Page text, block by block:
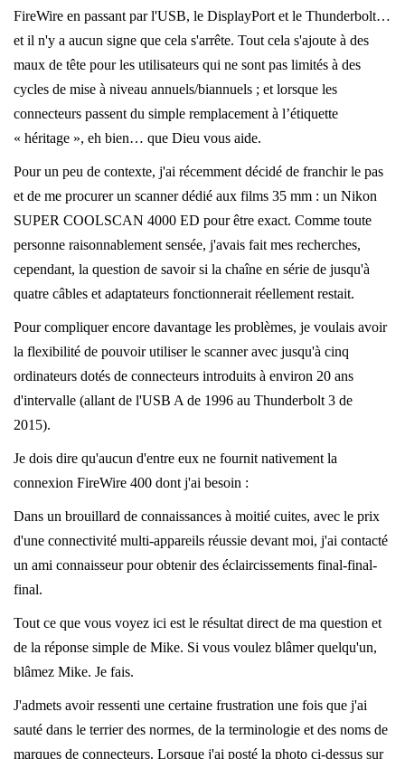
FireWire en passant par l'USB, le DisplayPort et le Thunderbolt…
et il n'y a aucun signe que cela s'arrête. Tout cela s'ajoute à des
maux de tête pour les utilisateurs qui ne sont pas limités à des
cycles de mise à niveau annuels/biannuels ; et lorsque les
connecteurs passent du simple remplacement à l’étiquette
« héritage », eh bien… que Dieu vous aide.
Pour un peu de contexte, j'ai récemment décidé de franchir le pas
et de me procurer un scanner dédié aux films 35 mm : un Nikon
SUPER COOLSCAN 4000 ED pour être exact. Comme toute
personne raisonnablement sensée, j'avais fait mes recherches,
cependant, la question de savoir si la chaîne en série de jusqu'à
quatre câbles et adaptateurs fonctionnerait réellement restait.
Pour compliquer encore davantage les problèmes, je voulais avoir
la flexibilité de pouvoir utiliser le scanner avec jusqu'à cinq
ordinateurs dotés de connecteurs introduits à environ 20 ans
d'intervalle (allant de l'USB A de 1996 au Thunderbolt 3 de
2015).
Je dois dire qu'aucun d'entre eux ne fournit nativement la
connexion FireWire 400 dont j'ai besoin :
Dans un brouillard de connaissances à moitié cuites, avec le prix
d'une connectivité multi-appareils réussie devant moi, j'ai contacté
un ami connaisseur pour obtenir des éclaircissements final-final-
final.
Tout ce que vous voyez ici est le résultat direct de ma question et
de la réponse simple de Mike. Si vous voulez blâmer quelqu'un,
blâmez Mike. Je fais.
J'admets avoir ressenti une certaine frustration une fois que j'ai
sauté dans le terrier des normes, de la terminologie et des noms de
marques de connecteurs. Lorsque j'ai posté la photo ci-dessus sur